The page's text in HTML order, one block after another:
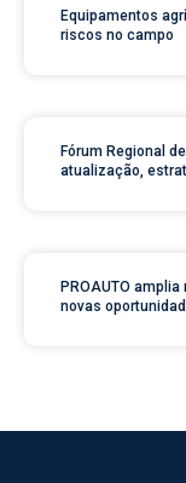
Equipamentos
riscos no campo
Fórum Regional
atualização,
PROAUTO
novas